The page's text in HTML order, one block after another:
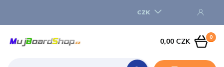
CZK
0
0,00 CZK